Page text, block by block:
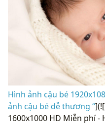
Hình ảnh cậu bé
ảnh cậu bé dễ thương “
1600x1000 HD Miễn phí